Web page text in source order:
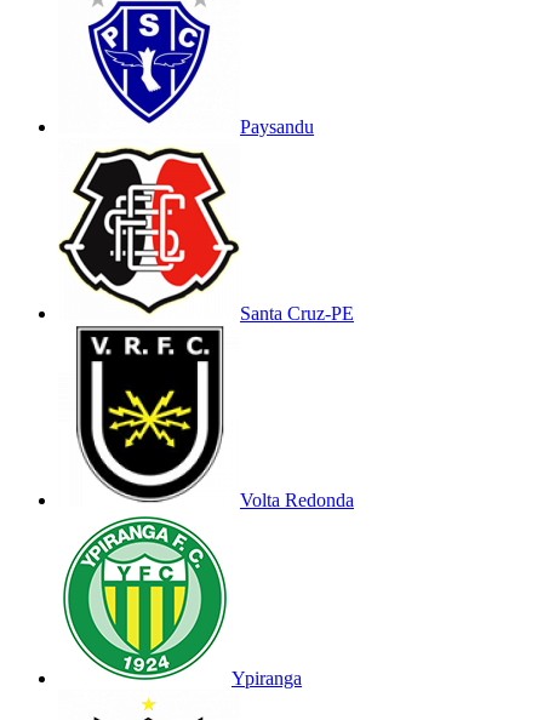
Paysandu
Santa Cruz-PE
Volta Redonda
Ypiranga